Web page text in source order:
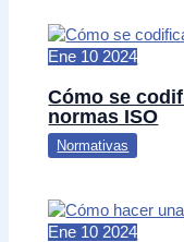
Ene 10 2024
Cómo se
normas ISO
Normativas
Ene 10 2024